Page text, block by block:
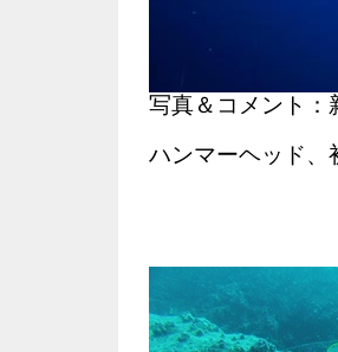
写真＆コメント：
ハンマーヘッド、